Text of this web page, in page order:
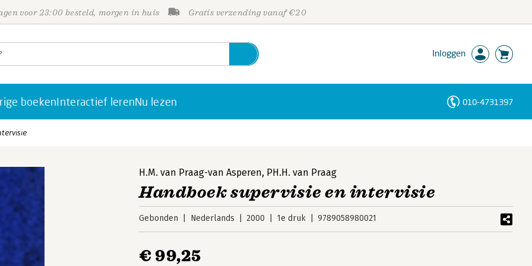
voor 23:00 besteld, morgen in huis Gratis verzending vanaf €20
Inloggen
boekenInteractief lerenNu lezen 010-4731397
H.M. van Praag-van Asperen, PH.H. van Praag
Handboek supervisie en intervisie
Gebonden Nederlands 2000 1e druk 9789058980021
€ 99,25
Personen